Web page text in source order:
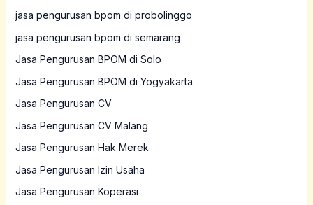
jasa pengurusan bpom di probolinggo
jasa pengurusan bpom di semarang
Jasa Pengurusan BPOM di Solo
Jasa Pengurusan BPOM di Yogyakarta
Jasa Pengurusan CV
Jasa Pengurusan CV Malang
Jasa Pengurusan Hak Merek
Jasa Pengurusan Izin Usaha
Jasa Pengurusan Koperasi